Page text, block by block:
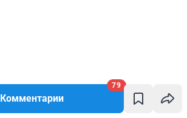
Комментарии
79